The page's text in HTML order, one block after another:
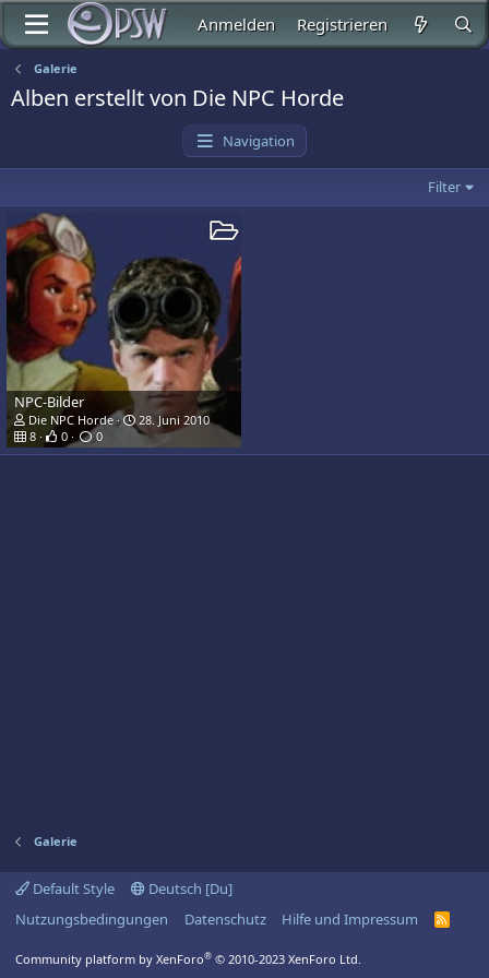
Anmelden Registrieren
Galerie
Alben erstellt von Die NPC Horde
Navigation
Filter
NPC-Bilder
Die NPC Horde
28. Juni 2010
8
0 0
Galerie
Default Style
Deutsch [Du]
Nutzungsbedingungen
Datenschutz Hilfe und Impressum
R
Community platform by XenForo® © 2010-2023 XenForo Ltd.